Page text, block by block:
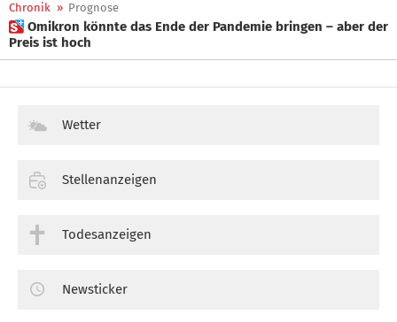
Chronik » Prognose
 Omikron könnte das Ende der Pandemie bringen – aber der
Preis ist hoch
Wetter
Stellenanzeigen
Todesanzeigen
Newsticker